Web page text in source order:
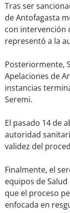
Tras ser
de Antofagasta
con intervención
representó a la
Posteriormente,
Apelaciones de
instancias
Seremi.
El pasado 14 de
autoridad
validez del
Finalmente, el
equipos de
que el proceso
enfocada en